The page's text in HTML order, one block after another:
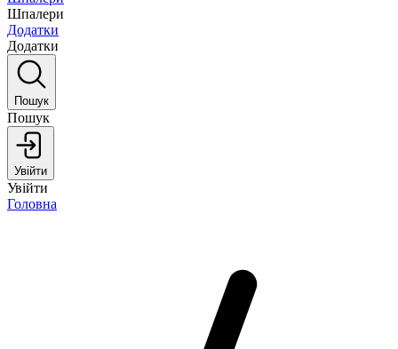
Шпалери
Додатки
Додатки
Пошук
Пошук
Увійти
Увійти
Головна